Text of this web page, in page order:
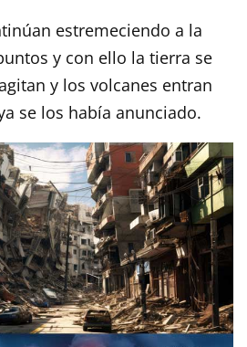
estremeciendo a la
y con ello la tierra se
y los volcanes entran
se los había anunciado.